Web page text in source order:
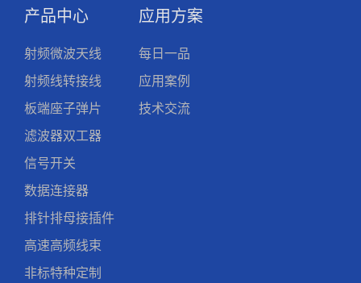
产品中心
射频微波天线
射频线转接线
板端座子弹片
滤波器双工器
信号开关
数据连接器
排针排母接插件
高速高频线束
非标特种定制
应用方案
每日一品
应用案例
技术交流